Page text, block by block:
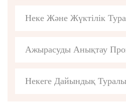
Неке Және Жүктілік
Ажырасуды Анықтау
Некеге Дайындық